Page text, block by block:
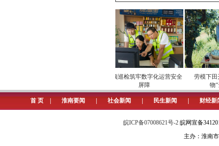
控，动态调整信号灯运行时段，尽可
记者：仇玉琪
4.网友反映：田家庵区广场北路
淮帮办回复：接到群众反映后，
不配合整改的摊贩，将依法从严处
障道路通畅、环境整洁。市民如发现
记者：孟烨
5. 网友咨询：如何补办《独生
专项巡检筑牢数字化运营安全
屏障
劳模下田
物“
首 页 淮南要闻 社会新闻 民生新闻 财经新
皖ICP备07008621号-2 皖网宣备
主办：淮南